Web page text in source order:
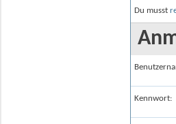
Du musst
Kennwort: